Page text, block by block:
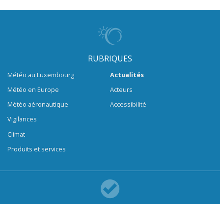
RUBRIQUES
Météo au Luxembourg
Météo en Europe
Météo aéronautique
Vigilances
Climat
Produits et services
Actualités
Acteurs
Accessibilité